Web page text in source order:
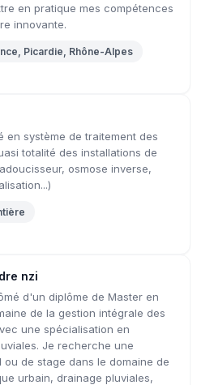
en pratique mes compétences
innovante.
Picardie, Rhône-Alpes
en système de traitement des
totalité des installations de
osmose inverse,
nzi
d'un diplôme de Master en
de la gestion intégrale des
une spécialisation en
Je recherche une
ou de stage dans le domaine de
urbain, drainage pluviales,